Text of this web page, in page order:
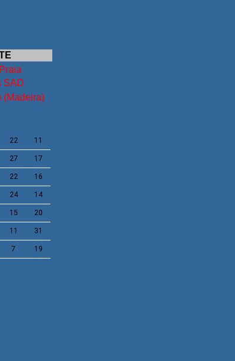
SAD
(Madeira)
22 11
27 17
22 16
24 14
15 20
11 31
7 19